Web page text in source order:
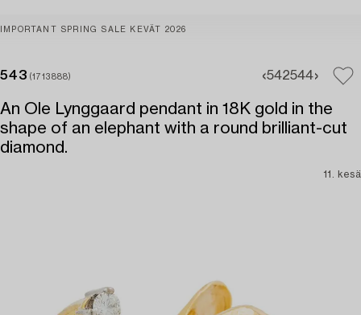
IMPORTANT SPRING SALE KEVÄT 2026
543 (1713888) 542544
An Ole Lynggaard pendant in 18K gold in the
shape of an elephant with a round brilliant-cut
diamond.
11. kesä